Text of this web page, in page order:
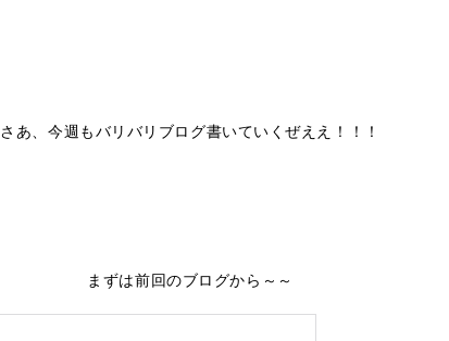
さあ、今週もバリバリブログ書いていくぜええ！！！
まずは前回のブログから～～